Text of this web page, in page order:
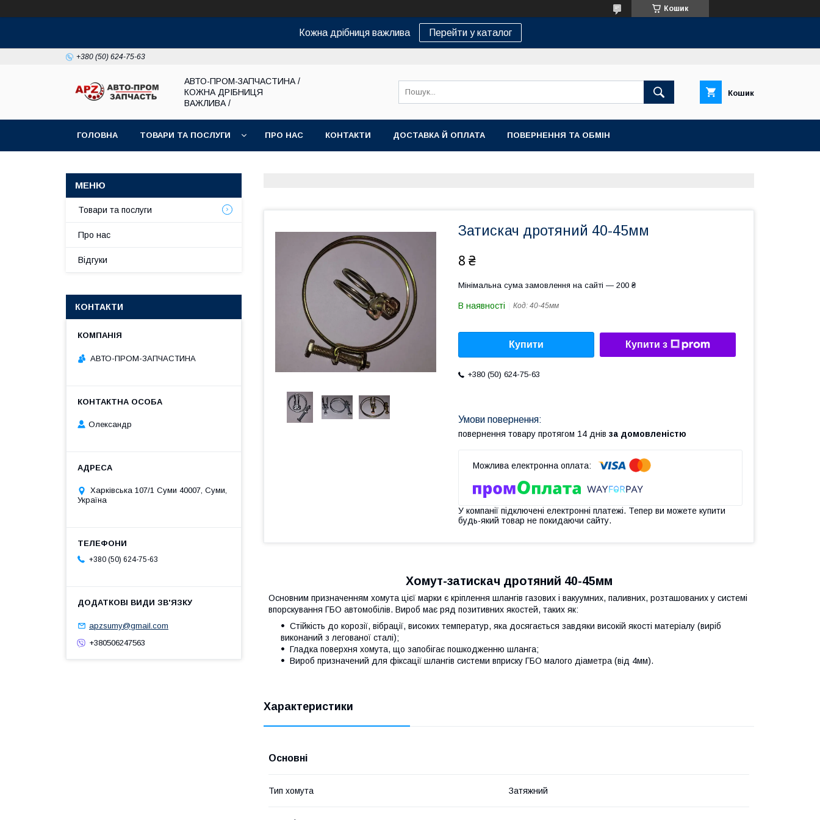
Кошик
Кожна дрібниця важлива Перейти у каталог
+380 (50) 624-75-63
АВТО-ПРОМ-ЗАПЧАСТИНА /
КОЖНА ДРІБНИЦЯ
ВАЖЛИВА /
Кошик
ГОЛОВНА ТОВАРИ ТА ПОСЛУГИ ПРО НАС КОНТАКТИ ДОСТАВКА Й ОПЛАТА ПОВЕРНЕННЯ ТА ОБМІН
Затискач дротяний 40-45мм
8 ₴
Мінімальна сума замовлення на сайті — 200 ₴
В наявності Код: 40-45мм
Купити Купити з
+380 (50) 624-75-63
повернення товару протягом 14 днів за домовленістю
У компанії підключені електронні платежі. Тепер ви можете купити
будь-який товар не покидаючи сайту.
Хомут-затискач дротяний 40-45мм
Основним призначенням хомута цієї марки є кріплення шлангів газових і вакуумних, паливних, розташованих у системі
впорскування ГБО автомобілів. Вироб має ряд позитивних якостей, таких як:
Стійкість до корозії, вібрації, високих температур, яка досягається завдяки високій якості матеріалу (виріб
виконаний з легованої сталі);
Гладка поверхня хомута, що запобігає пошкодженню шланга;
Вироб призначений для фіксації шлангів системи вприску ГБО малого діаметра (від 4мм).
Характеристики
Основні
Тип хомута Затяжний
Товари та послуги
Про нас
Відгуки
КОНТАКТИ
АВТО-ПРОМ-ЗАПЧАСТИНА
Олександр
Харківська 107/1 Суми 40007, Суми,
Україна
+380 (50) 624-75-63
apzsumy@gmail.com
+380506247563